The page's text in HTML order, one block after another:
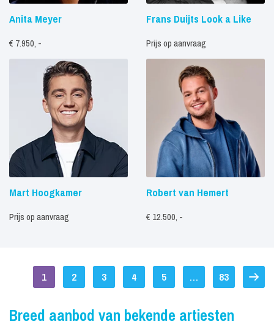
Anita Meyer
€ 7.950, -
Frans Duijts Look a Like
Prijs op aanvraag
Mart Hoogkamer
Prijs op aanvraag
Robert van Hemert
€ 12.500, -
1 2 3 4 5 … 83
Breed aanbod van bekende artiesten